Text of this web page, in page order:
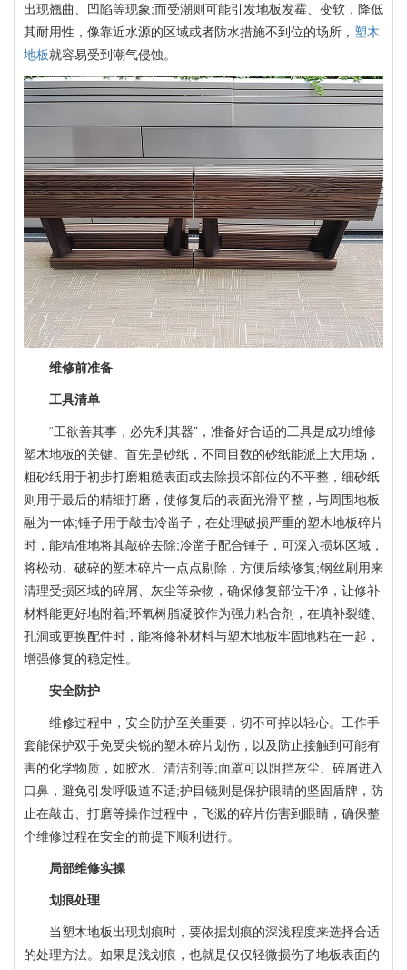
出现翘曲、凹陷等现象;而受潮则可能引发地板发霉、变软，降低
其耐用性，像靠近水源的区域或者防水措施不到位的场所， 塑木
地板就容易受到潮气侵蚀。
维修前准备
工具清单
“工欲善其事，必先利其器”，准备好合适的工具是成功维修
塑木地板的关键。首先是砂纸，不同目数的砂纸能派上大用场，
粗砂纸用于初步打磨粗糙表面或去除损坏部位的不平整，细砂纸
则用于最后的精细打磨，使修复后的表面光滑平整，与周围地板
融为一体;锤子用于敲击冷凿子，在处理破损严重的塑木地板碎片
时，能精准地将其敲碎去除;冷凿子配合锤子，可深入损坏区域，
将松动、破碎的塑木碎片一点点剔除，方便后续修复;钢丝刷用来
清理受损区域的碎屑、灰尘等杂物，确保修复部位干净，让修补
材料能更好地附着;环氧树脂凝胶作为强力粘合剂，在填补裂缝、
孔洞或更换配件时，能将修补材料与塑木地板牢固地粘在一起，
增强修复的稳定性。
安全防护
维修过程中，安全防护至关重要，切不可掉以轻心。工作手
套能保护双手免受尖锐的塑木碎片划伤，以及防止接触到可能有
害的化学物质，如胶水、清洁剂等;面罩可以阻挡灰尘、碎屑进入
口鼻，避免引发呼吸道不适;护目镜则是保护眼睛的坚固盾牌，防
止在敲击、打磨等操作过程中，飞溅的碎片伤害到眼睛，确保整
个维修过程在安全的前提下顺利进行。
局部维修实操
划痕处理
当塑木地板出现划痕时，要依据划痕的深浅程度来选择合适
的处理方法。如果是浅划痕，也就是仅仅轻微损伤了地板表面的